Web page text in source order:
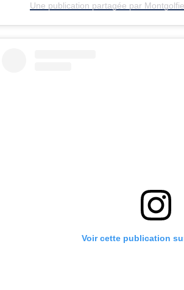
Une publication partagée par
Voir cette publication